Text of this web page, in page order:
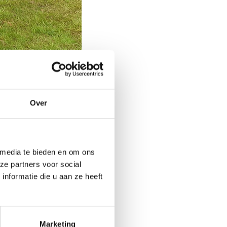
Over
te bieden en om ons
partners voor social
die u aan ze heeft
Marketing
enLDPE
bestand tegen hoge
te gaan waar u het
is van polyethyleen,
een goede
vaak gebruikt
producten zoals
dat ze gemakkelijk